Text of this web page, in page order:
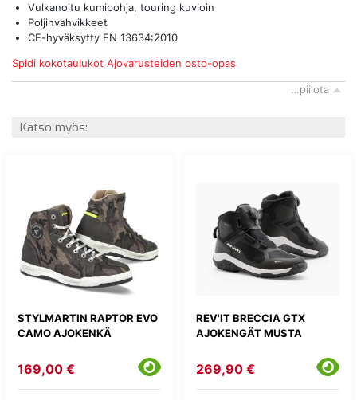
Vulkanoitu kumipohja, touring kuvioin
Poljinvahvikkeet
CE-hyväksytty EN 13634:2010
Spidi kokotaulukot Ajovarusteiden osto-opas
…piilota
Katso myös:
STYLMARTIN RAPTOR EVO
CAMO AJOKENKÄ
169,00 €
REV'IT BRECCIA GTX
AJOKENGÄT MUSTA
269,90 €